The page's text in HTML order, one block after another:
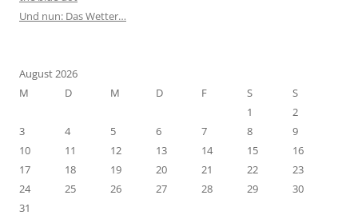
Und nun: Das Wetter…
August 2026
M
D M D F S
S
1
2
3
4 5 6 7 8
9
10
11 12 13 14 15
16
17
18 19 20 21 22
23
24
25 26 27 28 29
30
31